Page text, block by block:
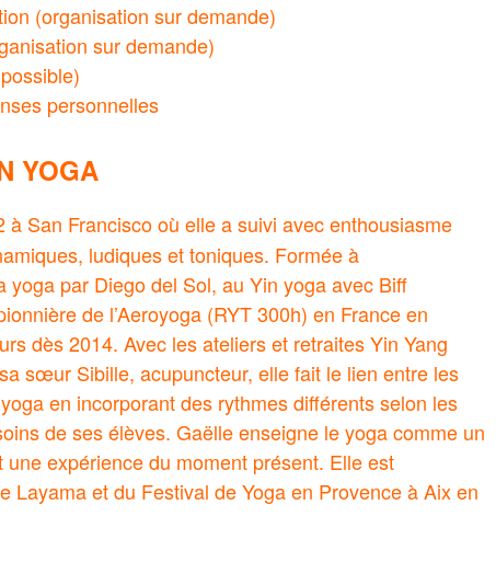
(organisation sur demande)
sur demande)
personnelles
YOGA
San Francisco où elle a suivi avec enthousiasme
ludiques et toniques. Formée à
yoga par Diego del Sol, au Yin yoga avec Biff
de l’Aeroyoga (RYT 300h) en France en
dès 2014. Avec les ateliers et retraites Yin Yang
sœur Sibille, acupuncteur, elle fait le lien entre les
en incorporant des rythmes différents selon les
de ses élèves. Gaëlle enseigne le yoga comme un
expérience du moment présent. Elle est
Layama et du Festival de Yoga en Provence à Aix en